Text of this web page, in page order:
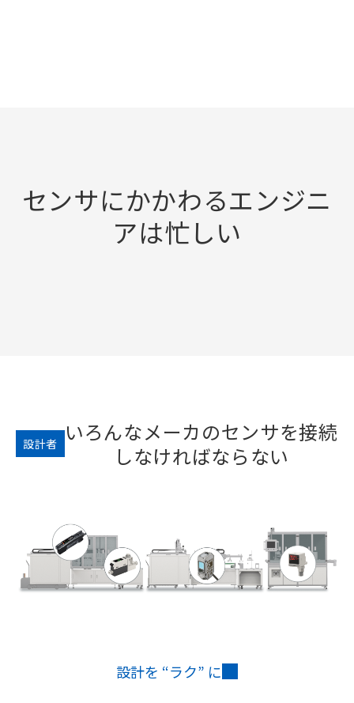
センサにかかわるエンジニ
アは忙しい
設計者
いろんなメーカのセンサを接続
しなければならない
設計を “ラク” に